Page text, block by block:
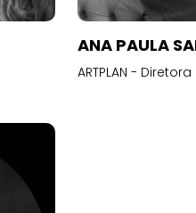
ANA PAULA
ARTPLAN -